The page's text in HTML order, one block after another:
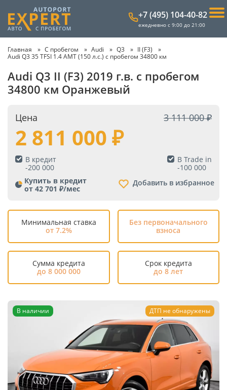
+7 (495) 104-40-82
ежедневно с 9:00 до 21:00
Главная С пробегом Audi Q3
II (F3)
Audi Q3 35 TFSI 1.4 AMT (150 л.с.) с пробегом 34800 км
Audi Q3 II (F3) 2019 г.в. с пробегом
34800 км Оранжевый
Цена 3 111 000
2 811 000
В кредит
-200 000
В Trade in
-100 000
Купить в кредит
от 42 701 ₽/мес
Добавить в избранное
Минимальная ставка
от 7.2%
Без первоначального
взноса
Сумма кредита
до 8 000 000
Срок кредита
до 8 лет
В наличии ДТП не обнаружены